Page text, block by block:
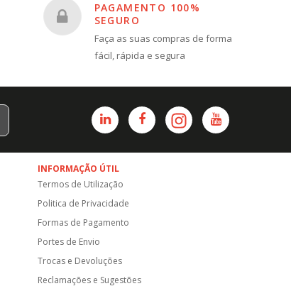
PAGAMENTO 100%
SEGURO
Faça as suas compras de forma
fácil, rápida e segura
INFORMAÇÃO ÚTIL
Termos de Utilização
Politica de Privacidade
Formas de Pagamento
Portes de Envio
Trocas e Devoluções
Reclamações e Sugestões